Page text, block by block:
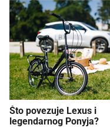
Što povezuje Lexus i
legendarnog Ponyja?